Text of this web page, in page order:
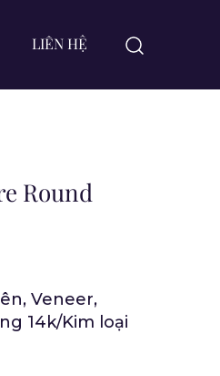
LIÊN HỆ
Round
Veneer,
14k/Kim loại